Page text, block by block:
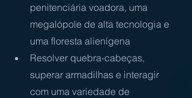
penitenciária voadora, uma
megalópole de alta tecnologia e
uma floresta alienígena
Resolver quebra-cabeças,
superar armadilhas e interagir
com uma variedade de